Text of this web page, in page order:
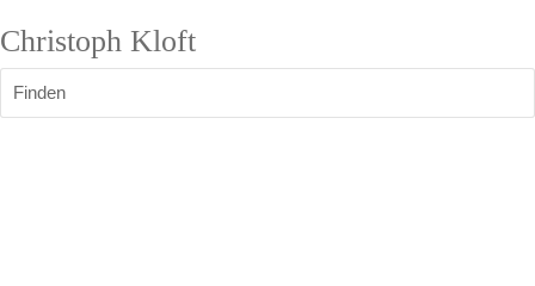
Christoph Kloft
Finden